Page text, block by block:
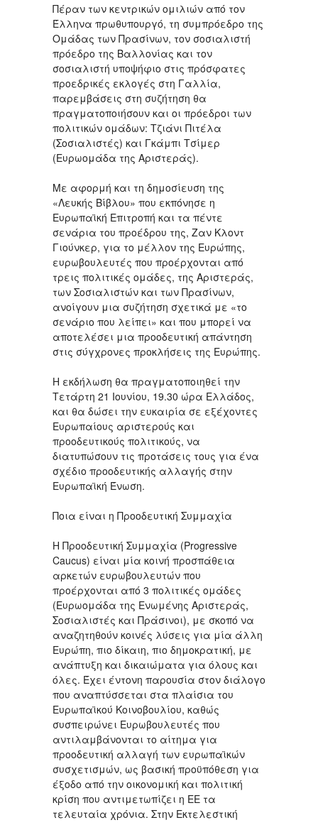
Πέραν των κεντρικών ομιλιών από τον
Έλληνα πρωθυπουργό, τη συμπρόεδρο της
Ομάδας των Πρασίνων, τον σοσιαλιστή
πρόεδρο της Βαλλονίας και τον
σοσιαλιστή υποψήφιο στις πρόσφατες
προεδρικές εκλογές στη Γαλλία,
παρεμβάσεις στη συζήτηση θα
πραγματοποιήσουν και οι πρόεδροι των
πολιτικών ομάδων: Τζιάνι Πιτέλα
(Σοσιαλιστές) και Γκάμπι Τσίμερ
(Ευρωομάδα της Αριστεράς).
Με αφορμή και τη δημοσίευση της
«Λευκής Βίβλου» που εκπόνησε η
Ευρωπαϊκή Επιτροπή και τα πέντε
σενάρια του προέδρου της, Ζαν Κλοντ
Γιούνκερ, για το μέλλον της Ευρώπης,
ευρωβουλευτές που προέρχονται από
τρεις πολιτικές ομάδες, της Αριστεράς,
των Σοσιαλιστών και των Πρασίνων,
ανοίγουν μια συζήτηση σχετικά με «το
σενάριο που λείπει» και που μπορεί να
αποτελέσει μια προοδευτική απάντηση
στις σύγχρονες προκλήσεις της Ευρώπης.
Η εκδήλωση θα πραγματοποιηθεί την
Τετάρτη 21 Ιουνίου, 19.30 ώρα Ελλάδος,
και θα δώσει την ευκαιρία σε εξέχοντες
Ευρωπαίους αριστερούς και
προοδευτικούς πολιτικούς, να
διατυπώσουν τις προτάσεις τους για ένα
σχέδιο προοδευτικής αλλαγής στην
Ευρωπαϊκή Ένωση.
Ποια είναι η Προοδευτική Συμμαχία
Η Προοδευτική Συμμαχία (Progressive
Caucus) είναι μία κοινή προσπάθεια
αρκετών ευρωβουλευτών που
προέρχονται από 3 πολιτικές ομάδες
(Ευρωομάδα της Ενωμένης Αριστεράς,
Σοσιαλιστές και Πράσινοι), με σκοπό να
αναζητηθούν κοινές λύσεις για μία άλλη
Ευρώπη, πιο δίκαιη, πιο δημοκρατική, με
ανάπτυξη και δικαιώματα για όλους και
όλες. Έχει έντονη παρουσία στον διάλογο
που αναπτύσσεται στα πλαίσια του
Ευρωπαϊκού Κοινοβουλίου, καθώς
συσπειρώνει Ευρωβουλευτές που
αντιλαμβάνονται το αίτημα για
προοδευτική αλλαγή των ευρωπαϊκών
συσχετισμών, ως βασική προϋπόθεση για
έξοδο από την οικονομική και πολιτική
κρίση που αντιμετωπίζει η ΕΕ τα
τελευταία χρόνια. Στην Εκτελεστική